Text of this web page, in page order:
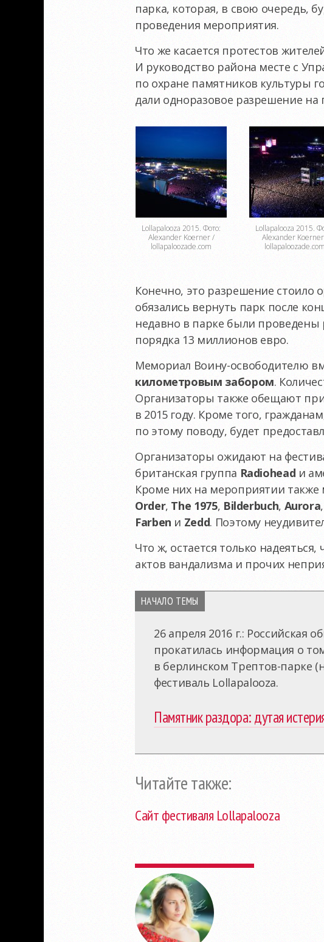
парка, которая, в свою очередь,
проведения мероприятия.
Что же касается протестов
И руководство района месте с
по охране памятников культуры
дали одноразовое разрешение на
Lollapalooza 2015. Фото:
Alexander Koerner /
lollapaloozade.com
Lollapalooza 2015.
Alexander
lollapaloozade.com
Конечно, это разрешение стоило
обязались вернуть парк после
недавно в парке были
порядка 13 миллионов евро.
Мемориал Воину-освободителю
километровым забором.
Организаторы также обещают
в 2015 году. Кроме того,
по этому поводу, будет
Организаторы ожидают на
британская группа Radiohead и
Кроме них на мероприятии также
Order, The 1975, Bilderbuch, Aurora,
Farben и Zedd. Поэтому
Что ж, остается только
актов вандализма и прочих
НАЧАЛО ТЕМЫ
26 апреля 2016 г.:
прокатилась информация о
в берлинском Трептов-парке
фестиваль Lollapalooza.
Памятник раздора: дутая
Читайте также:
Сайт фестиваля Lollapalooza